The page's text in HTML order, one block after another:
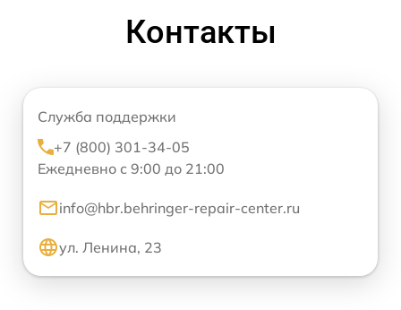
Контакты
Служба поддержки
+7 (800) 301-34-05
Ежедневно с 9:00 до 21:00
info@hbr.behringer-repair-center.ru
ул. Ленина, 23